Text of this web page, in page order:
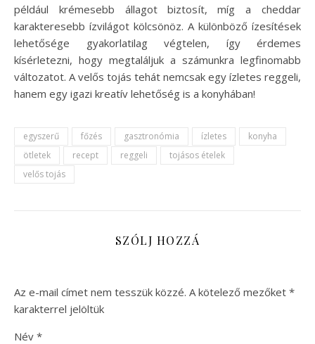
például krémesebb állagot biztosít, míg a cheddar
karakteresebb ízvilágot kölcsönöz. A különböző ízesítések
lehetősége gyakorlatilag végtelen, így érdemes
kísérletezni, hogy megtaláljuk a számunkra legfinomabb
változatot. A velős tojás tehát nemcsak egy ízletes reggeli,
hanem egy igazi kreatív lehetőség is a konyhában!
egyszerű főzés gasztronómia ízletes
konyha
ötletek
recept reggeli
tojásos ételek
velős tojás
SZÓLJ HOZZÁ
Az e-mail címet nem tesszük közzé. A kötelező mezőket *
karakterrel jelöltük
Név *